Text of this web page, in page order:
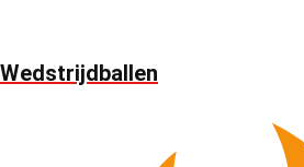
Wedstrijdballen